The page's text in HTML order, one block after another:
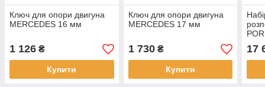
Ключ для опори двигуна
MERCEDES 16 мм
1 126 ₴
Купити
Ключ для опори двигуна
MERCEDES 17 мм
1 730₴
Купити
17